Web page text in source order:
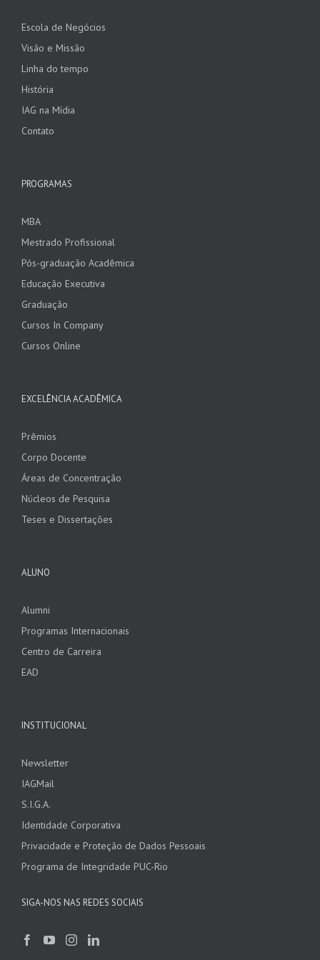
Escola de Negócios
Visão e Missão
Linha do tempo
História
IAG na Mídia
Contato
PROGRAMAS
MBA
Mestrado Profissional
Pós-graduação Acadêmica
Educação Executiva
Graduação
Cursos In Company
Cursos Online
EXCELÊNCIA ACADÊMICA
Prêmios
Corpo Docente
Áreas de Concentração
Núcleos de Pesquisa
Teses e Dissertações
ALUNO
Alumni
Programas Internacionais
Centro de Carreira
EAD
INSTITUCIONAL
Newsletter
IAGMail
S.I.G.A.
Identidade Corporativa
Privacidade e Proteção de Dados Pessoais
Programa de Integridade PUC-Rio
SIGA-NOS NAS REDES SOCIAIS